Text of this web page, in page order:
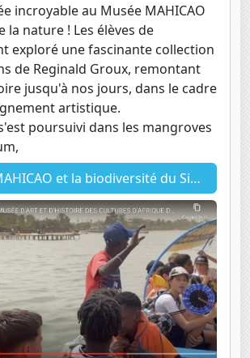
incroyable au Musée MAHICAO
la nature ! Les élèves de
exploré une fascinante collection
de Reginald Groux, remontant
jusqu'à nos jours, dans le cadre
artistique.
poursuivi dans les mangroves
et la biodiversité du Siné Saloum avec les 5eme